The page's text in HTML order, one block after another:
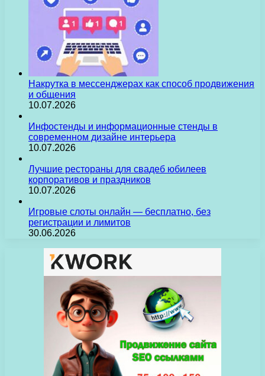
Накрутка в мессенджерах как способ продвижения
и общения
10.07.2026
Инфостенды и информационные стенды в
современном дизайне интерьера
10.07.2026
Лучшие рестораны для свадеб юбилеев
корпоративов и праздников
10.07.2026
Игровые слоты онлайн — бесплатно, без
регистрации и лимитов
30.06.2026